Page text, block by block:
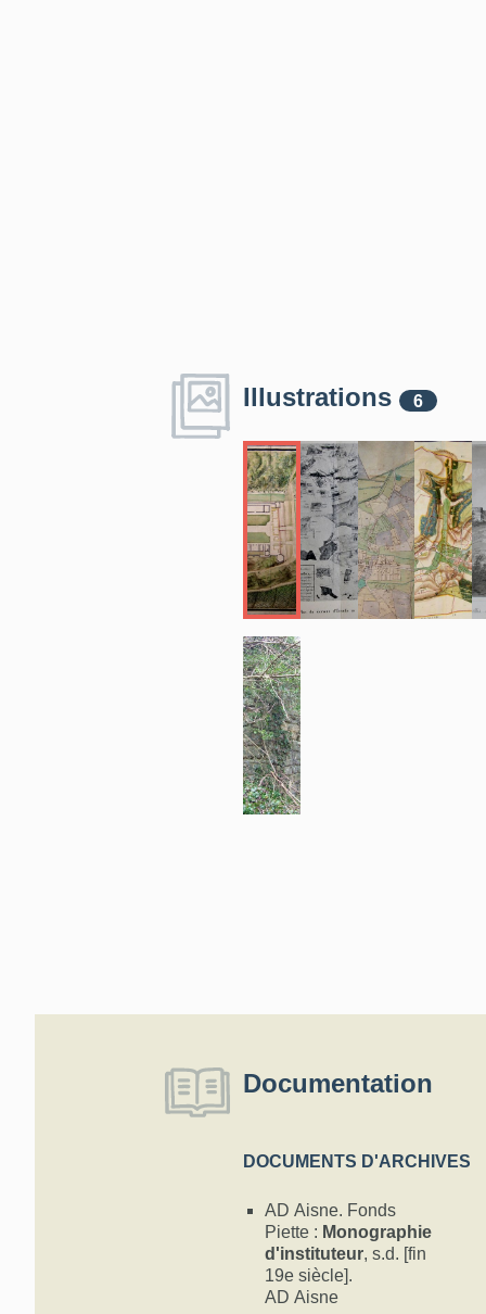
Illustrations 6
Documentation
DOCUMENTS D'ARCHIVES
AD Aisne. Fonds
Piette : Monographie
d'instituteur, s.d. [fin
19e siècle].
AD Aisne